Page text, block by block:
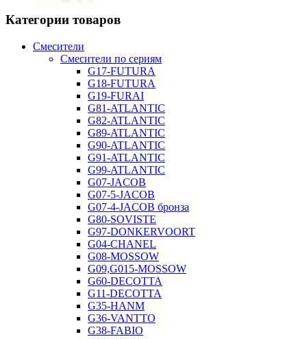
Категории товаров
Смесители
Смесители по сериям
G17-FUTURA
G18-FUTURA
G19-FURAI
G81-ATLANTIC
G82-ATLANTIC
G89-ATLANTIC
G90-ATLANTIC
G91-ATLANTIC
G99-ATLANTIC
G07-JACOB
G07-5-JACOB
G07-4-JACOB бронза
G80-SOVISTE
G97-DONKERVOORT
G04-CHANEL
G08-MOSSOW
G09,G015-MOSSOW
G60-DECOTTA
G11-DECOTTA
G35-HANM
G36-VANTTO
G38-FABIO